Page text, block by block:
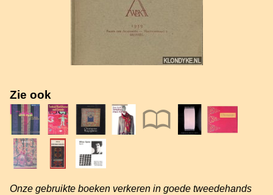
Zie ook
Onze gebruikte boeken verkeren in goede tweedehands